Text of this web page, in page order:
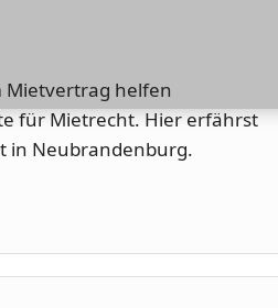
Mietvertrag helfen
für Mietrecht. Hier erfährst
in Neubrandenburg.